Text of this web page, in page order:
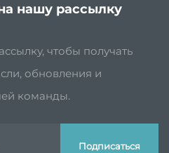
нашу рассылку
чтобы получать
обновления и
команды.
Подписаться